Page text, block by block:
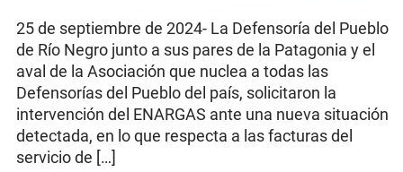
25 de septiembre de 2024- La Defensoría del Pueblo
de Río Negro junto a sus pares de la Patagonia y el
aval de la Asociación que nuclea a todas las
Defensorías del Pueblo del país, solicitaron la
intervención del ENARGAS ante una nueva situación
detectada, en lo que respecta a las facturas del
servicio de […]